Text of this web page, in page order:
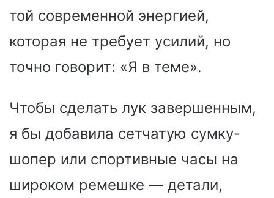
той современной энергией,
которая не требует усилий, но
точно говорит: «Я в теме».
Чтобы сделать лук завершенным,
я бы добавила сетчатую сумку-
шопер или спортивные часы на
широком ремешке — детали,